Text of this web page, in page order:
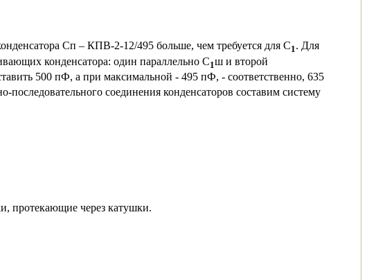
Сп – КПВ-2-12/495 больше, чем требуется для C1. Для
конденсатора: один параллельно C1ш и второй
500 пФ, а при максимальной - 495 пФ, - соответственно, 635
соединения конденсаторов составим систему
протекающие через катушки.